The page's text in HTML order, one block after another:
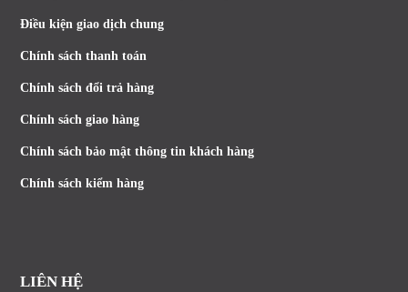
Điều kiện giao dịch chung
Chính sách thanh toán
Chính sách đổi trả hàng
Chính sách giao hàng
Chính sách bảo mật thông tin khách hàng
Chính sách kiểm hàng
LIÊN HỆ